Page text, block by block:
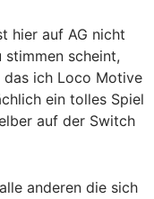
hier auf AG nicht
scheint,
das ich Loco Motive
ein tolles Spiel
auf der Switch
anderen die sich